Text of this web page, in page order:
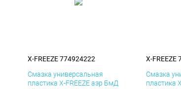
X-FREEZE 774924222
Смазка универсальная
пластика X-FREEZE аэр БмД
X-FREEZE
Смазка
пластика